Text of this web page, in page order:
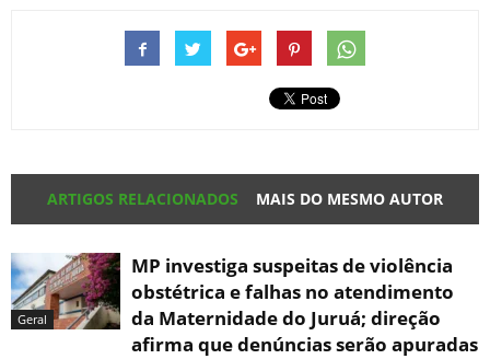
ARTIGOS RELACIONADOS MAIS DO MESMO AUTOR
Geral
MP investiga suspeitas de violência
obstétrica e falhas no atendimento
da Maternidade do Juruá; direção
afirma que denúncias serão apuradas